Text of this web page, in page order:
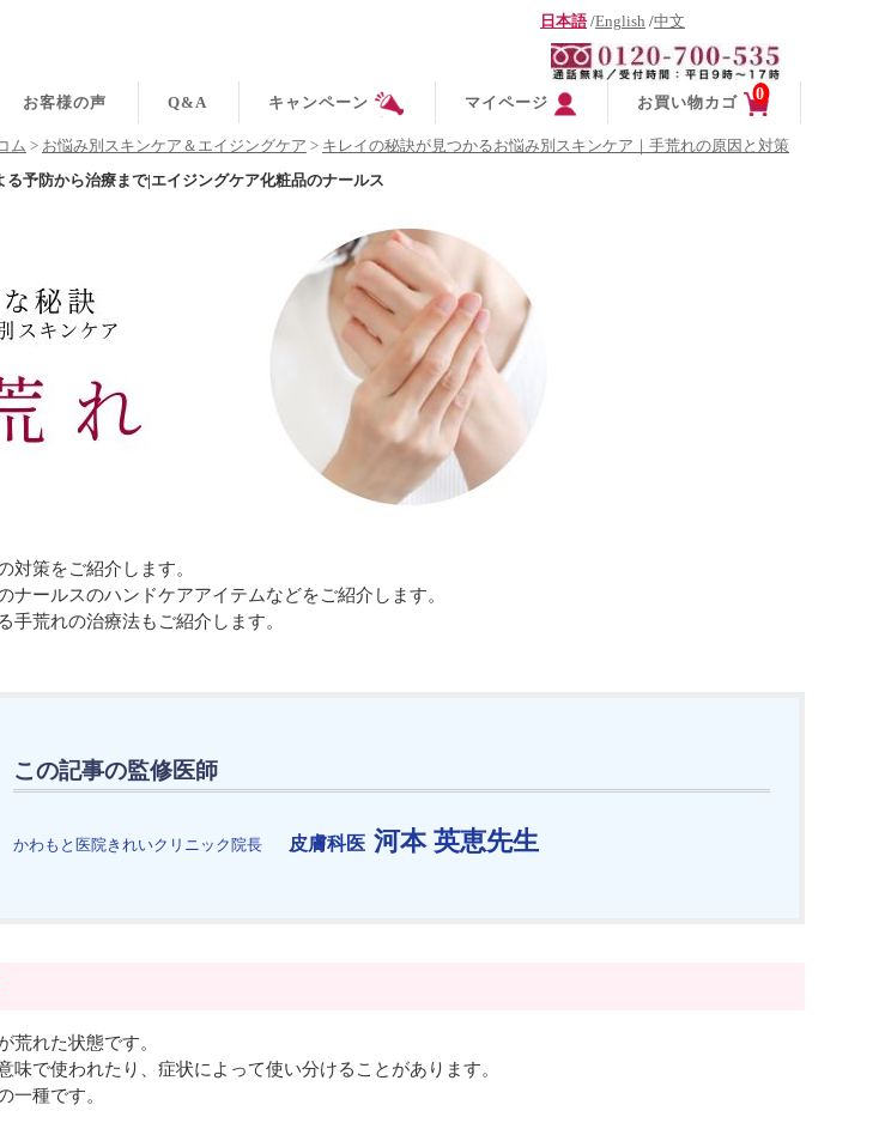
日本語/English /中文
お客様の声 Q&A キャンペーン マイページ お買い物カゴ 0
ム > お悩み別スキンケア＆エイジングケア > キレイの秘訣が見つかるお悩み別スキンケア｜手荒れの原因と対策
予防から治療まで|エイジングケア化粧品のナールス
対策をご紹介します。
ナールスのハンドケアアイテムなどをご紹介します。
手荒れの治療法もご紹介します。
この記事の監修医師
かわもと医院きれいクリニック院長 皮膚科医 河本 英恵先生
荒れた状態です。
味で使われたり、症状によって使い分けることがあります。
一種です。